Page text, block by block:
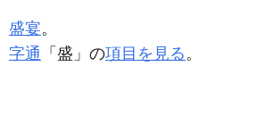
盛宴。
字通 「盛」の項目を見る。